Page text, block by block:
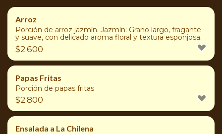
Arroz
Porción de arroz jazmín. Jazmín: Grano largo, fragante
y suave, con delicado aroma floral y textura esponjosa.
$2.600
Papas Fritas
Porción de papas fritas
$2.800
Ensalada a La Chilena